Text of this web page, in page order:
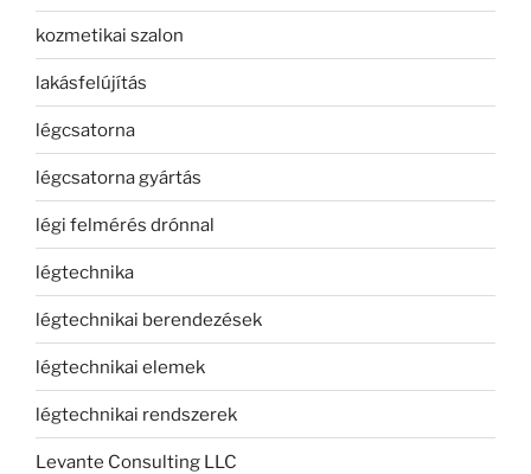
kozmetikai szalon
lakásfelújítás
légcsatorna
légcsatorna gyártás
légi felmérés drónnal
légtechnika
légtechnikai berendezések
légtechnikai elemek
légtechnikai rendszerek
Levante Consulting LLC